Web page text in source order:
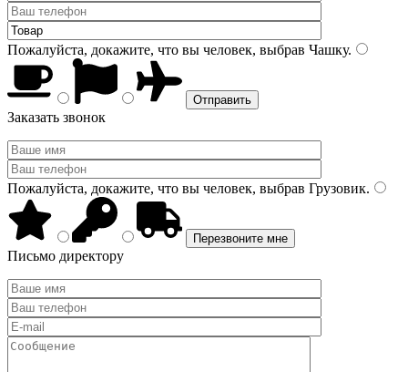
Пожалуйста, докажите, что вы человек, выбрав Чашку.
Заказать звонок
Пожалуйста, докажите, что вы человек, выбрав Грузовик.
Письмо директору